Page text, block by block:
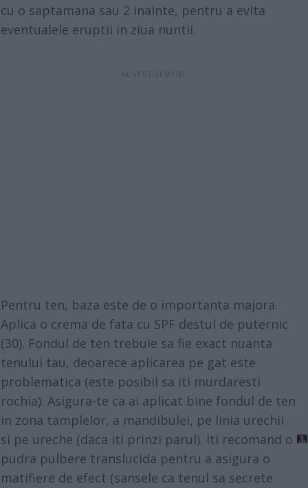
cu o saptamana sau 2 inainte, pentru a evita
eventualele eruptii in ziua nuntii.
Pentru ten, baza este de o importanta majora.
Aplica o crema de fata cu SPF destul de puternic
(30). Fondul de ten trebuie sa fie exact nuanta
tenului tau, deoarece aplicarea pe gat este
problematica (este posibil sa iti murdaresti
rochia). Asigura-te ca ai aplicat bine fondul de ten
in zona tamplelor, a mandibulei, pe linia urechii
si pe ureche (daca iti prinzi parul). Iti recomand o
pudra pulbere translucida pentru a asigura o
matifiere de efect (sansele ca tenul sa secrete